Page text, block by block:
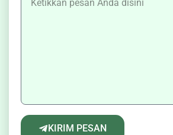
KIRIM PESAN